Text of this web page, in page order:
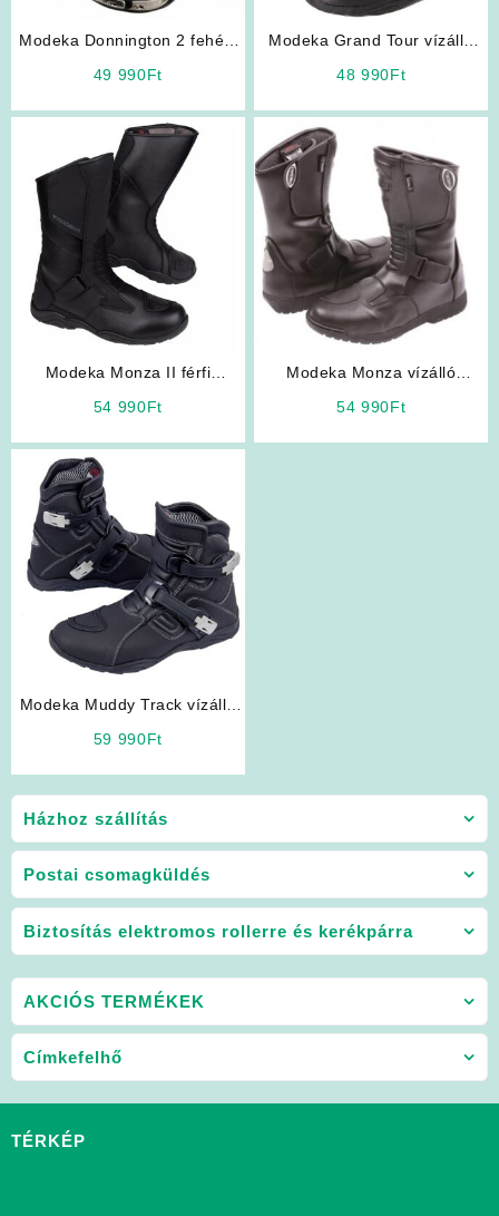
Házhoz szállítás
Postai csomagküldés
Biztosítás elektromos rollerre és kerékpárra
Modeka Donnington 2 fehér-
49 990Ft
Modeka Grand Tour vízálló
48 990Ft
Modeka Monza II férfi
54 990Ft
Modeka Monza vízálló
54 990Ft
Modeka Muddy Track vízálló
59 990Ft
AKCIÓS TERMÉKEK
Címkefelhő
TÉRKÉP